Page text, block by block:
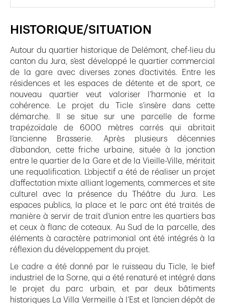
HISTORIQUE/SITUATION
Autour du quartier historique de Delémont, chef-lieu du
canton du Jura, s’est développé le quartier commercial
de la gare avec diverses zones d’activités. Entre les
résidences et les espaces de détente et de sport, ce
nouveau quartier veut valoriser l’harmonie et la
cohérence. Le projet du Ticle s’insère dans cette
démarche. Il se situe sur une parcelle de forme
trapézoïdale de 6000 mètres carrés qui abritait
l’ancienne Brasserie. Après plusieurs décennies
d’abandon, cette friche urbaine, située à la jonction
entre le quartier de la Gare et de la Vieille-Ville, méritait
une requalification. L’objectif a été de réaliser un projet
d’affectation mixte alliant logements, commerces et site
culturel avec la présence du Théâtre du Jura. Les
espaces publics, la place et le parc ont été traités de
manière à servir de trait d’union entre les quartiers bas
et ceux à flanc de coteaux. Au Sud de la parcelle, des
éléments à caractère patrimonial ont été intégrés à la
réflexion du développement du projet.
Le cadre a été donné par le ruisseau du Ticle, le bief
industriel de la Sorne, qui a été renaturé et intégré dans
le projet du parc urbain, et par deux bâtiments
historiques La Villa Vermeille à l’Est et l’ancien dépôt de